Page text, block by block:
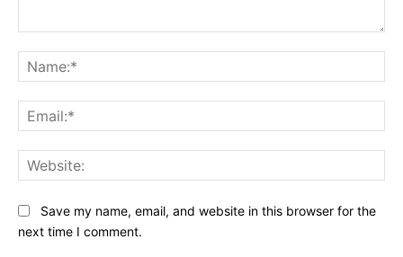
Save my name, email, and website in this browser for the
next time I comment.